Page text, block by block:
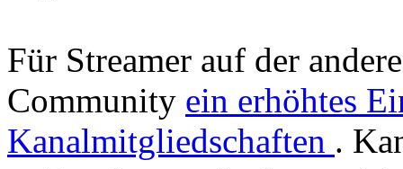
Für Streamer auf der
Community ein erhöhtes
Kanalmitgliedschaften .